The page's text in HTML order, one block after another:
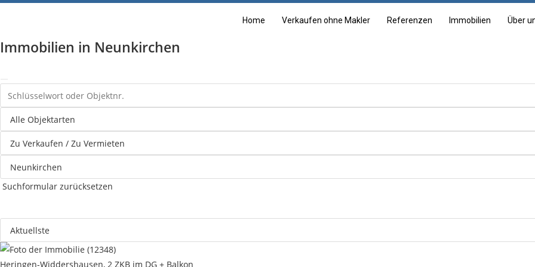
Home Verkaufen ohne Makler Referenzen Immobilien Über
Immobilien in Neunkirchen
Suchformular zurücksetzen
Heringen-Widdershausen, 2 ZKB im DG + Balkon